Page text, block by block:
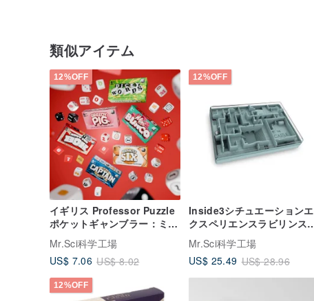
類似アイテム
12%OFF
イギリス Professor Puzzle
ポケットギャンブラー：ミニ
ダイスゲームボックス（ラン
ダム発送）
Mr.Sci科学工場
US$ 7.06 US$ 8.02
12%OFF
Inside3シチュエーションエ
クスペリエンスラビリンス-
トレジャーナイト（初心者）
Mr.Sci科学工場
US$ 25.49 US$ 28.96
12%OFF